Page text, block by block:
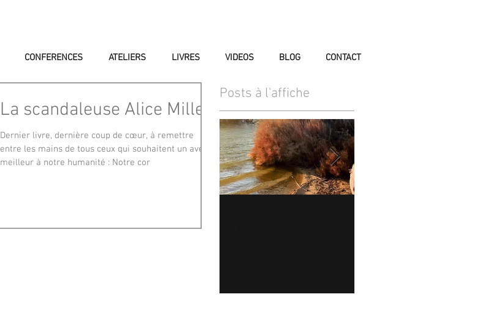
CONFERENCES ATELIERS LIVRES VIDEOS BLOG CONTACT
La scandaleuse Alice Miller
Dernier livre, dernière coup de cœur, à remettre
entre les mains de tous ceux qui souhaitent un avenir
meilleur à notre humanité : Notre cor
Posts à l'affiche